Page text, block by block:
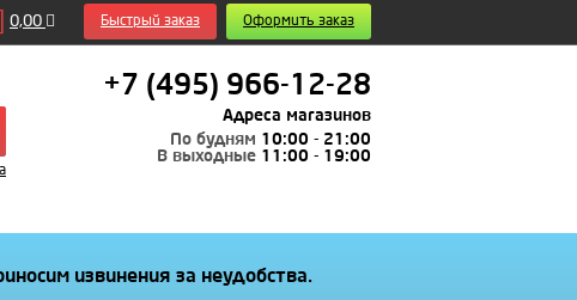
0,00 Оформить заказ
Быстрый заказ
+7 (495) 966-12-28
Адреса магазинов
По будням 10:00 - 21:00
В выходные 11:00 - 19:00
извинения за неудобства.